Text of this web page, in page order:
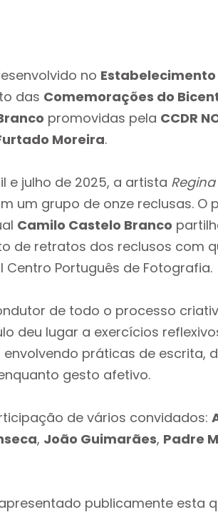
no
das Comemorações do
promovidas pela CCDR
Moreira.
e julho de 2025, a artista
um grupo de onze reclusas. O
Camilo Castelo Branco
de retratos dos reclusos com
Português de Fotografia.
de todo o processo
deu lugar a exercícios
práticas de escrita,
gesto afetivo.
de vários convidados:
, João Guimarães, Padre
publicamente esta